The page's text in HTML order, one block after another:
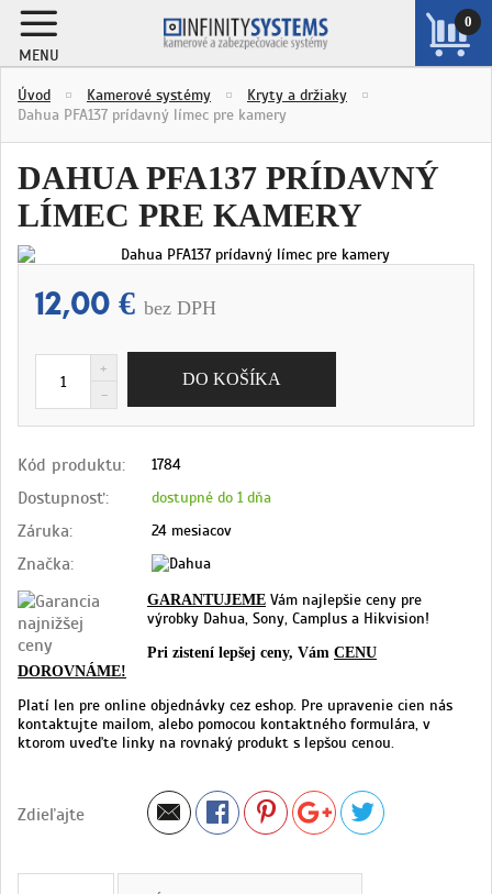
MENU
0
Úvod Kamerové systémy
Kryty a držiaky
Dahua PFA137 prídavný límec pre kamery
DAHUA PFA137 PRÍDAVNÝ
LÍMEC PRE KAMERY
12,00 € bez DPH
Kód produktu: 1784
Dostupnosť: dostupné do 1 dňa
Záruka: 24 mesiacov
Značka:
GARANTUJEME Vám najlepšie ceny pre
výrobky Dahua, Sony, Camplus a Hikvision!
Pri zistení lepšej ceny, Vám CENU
DOROVNÁME!
Platí len pre online objednávky cez eshop. Pre upravenie cien nás
kontaktujte mailom, alebo pomocou kontaktného formulára, v
ktorom uveďte linky na rovnaký produkt s lepšou cenou.
Zdieľajte